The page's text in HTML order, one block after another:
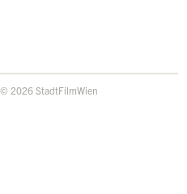
© 2026 StadtFilmWien